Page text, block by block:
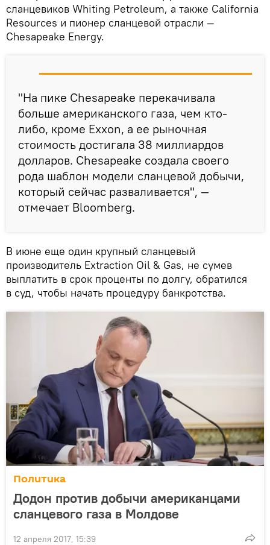
сланцевиков Whiting Petroleum, а также California
Resources и пионер сланцевой отрасли —
Chesapeake Enеrgy.
"На пике Chesapeake перекачивала
больше американского газа, чем кто-
либо, кроме Exxon, а ее рыночная
стоимость достигала 38 миллиардов
долларов. Сhesapeake создала cвоего
рода шаблон модели сланцевой добычи,
который сейчас разваливается", —
отмечает Bloomberg.
В июне еще один крупный сланцевый
производитель Extraction Oil & Gas, не сумев
выплатить в срок проценты по долгу, обратился
в суд, чтобы начать процедуру банкротства.
Политика
Додон против добычи американцами
сланцевого газа в Молдове
12 апреля 2017, 15:39